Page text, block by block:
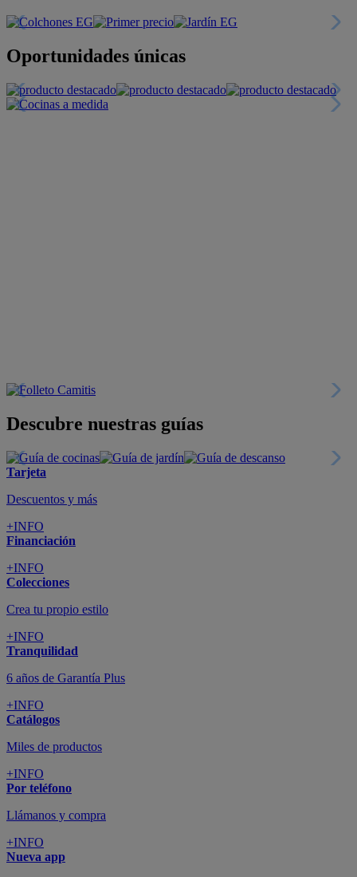
Oportunidades únicas
Descubre nuestras guías
Tarjeta
Descuentos y más
+INFO
Financiación
+INFO
Colecciones
Crea tu propio estilo
+INFO
Tranquilidad
6 años de Garantía Plus
+INFO
Catálogos
Miles de productos
+INFO
Por teléfono
Llámanos y compra
+INFO
Nueva app